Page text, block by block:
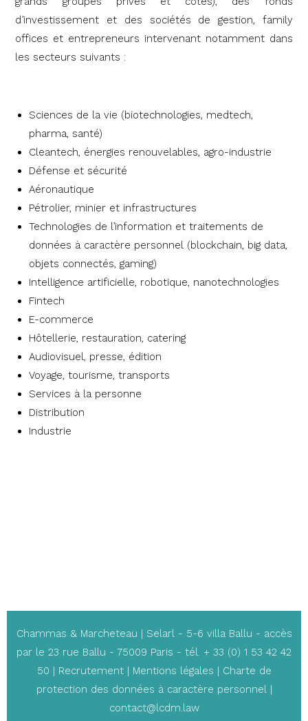
d’investissement et des sociétés de gestion, family
offices et entrepreneurs intervenant notamment dans
les secteurs suivants :
Sciences de la vie (biotechnologies, medtech,
pharma, santé)
Cleantech, énergies renouvelables, agro-industrie
Défense et sécurité
Aéronautique
Pétrolier, minier et infrastructures
Technologies de l’information et traitements de
données à caractère personnel (blockchain, big data,
objets connectés, gaming)
Intelligence artificielle, robotique, nanotechnologies
Fintech
E-commerce
Hôtellerie, restauration, catering
Audiovisuel, presse, édition
Voyage, tourisme, transports
Services à la personne
Distribution
Industrie
Chammas & Marcheteau | Selarl - 5-6 villa Ballu - accès
par le 23 rue Ballu - 75009 Paris - tél. + 33 (0) 1 53 42 42
50 | Recrutement| Mentions légales | Charte de
protection des données à caractère personnel|
contact@lcdm.law